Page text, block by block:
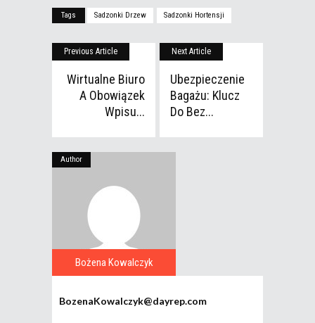
Tags Sadzonki Drzew Sadzonki Hortensji
Previous Article
Wirtualne Biuro
A Obowiązek
Wpisu...
Next Article
Ubezpieczenie
Bagażu: Klucz
Do Bez...
Author
Bożena Kowalczyk
BozenaKowalczyk@dayrep.com